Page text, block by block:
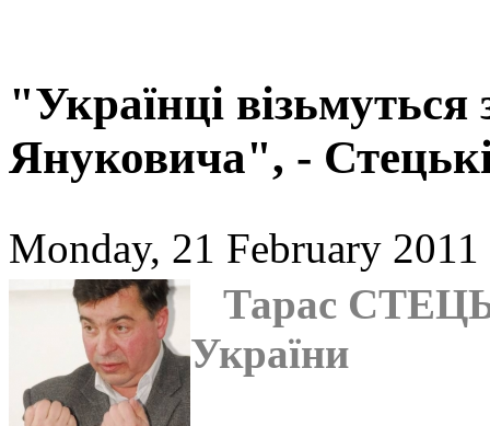
"Українці
Януковича", -
Monday, 21 February
Тарас
України